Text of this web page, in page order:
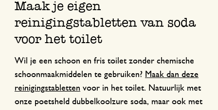
Maak je eigen
reinigingstabletten van soda
voor het toilet
Wil je een schoon en fris toilet zonder chemische
schoonmaakmiddelen te gebruiken? Maak dan deze
reinigingstabletten voor in het toilet. Natuurlijk met
onze poetsheld dubbelkoolzure soda, maar ook met